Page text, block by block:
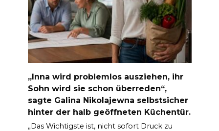
„Inna wird problemlos ausziehen, ihr
Sohn wird sie schon überreden“,
sagte Galina Nikolajewna selbstsicher
hinter der halb geöffneten Küchentür.
„Das Wichtigste ist, nicht sofort Druck zu